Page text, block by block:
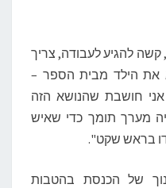
להגיע לעבודה, צריך
את הילד מבית הספר –
חושבת שהנושא הזה
מערך תומך כדי שאיש
בראש שקט".
של הכנסת בהטבות